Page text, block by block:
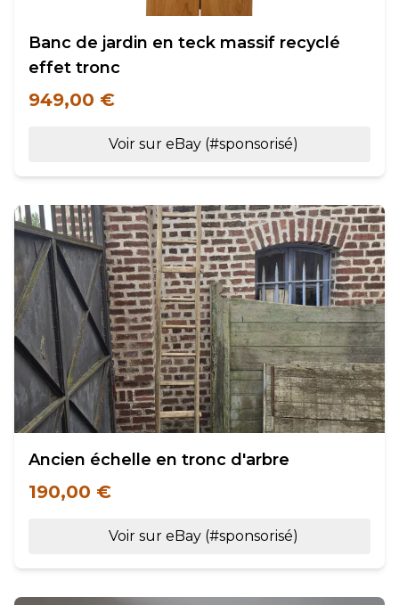
Banc de jardin en teck massif recyclé
effet tronc
949,00 €
Voir sur eBay (#sponsorisé)
Ancien échelle en tronc d'arbre
190,00 €
Voir sur eBay (#sponsorisé)